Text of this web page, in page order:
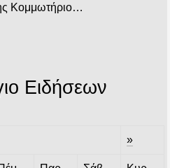
Κομμωτήριο…
Ειδήσεων
»